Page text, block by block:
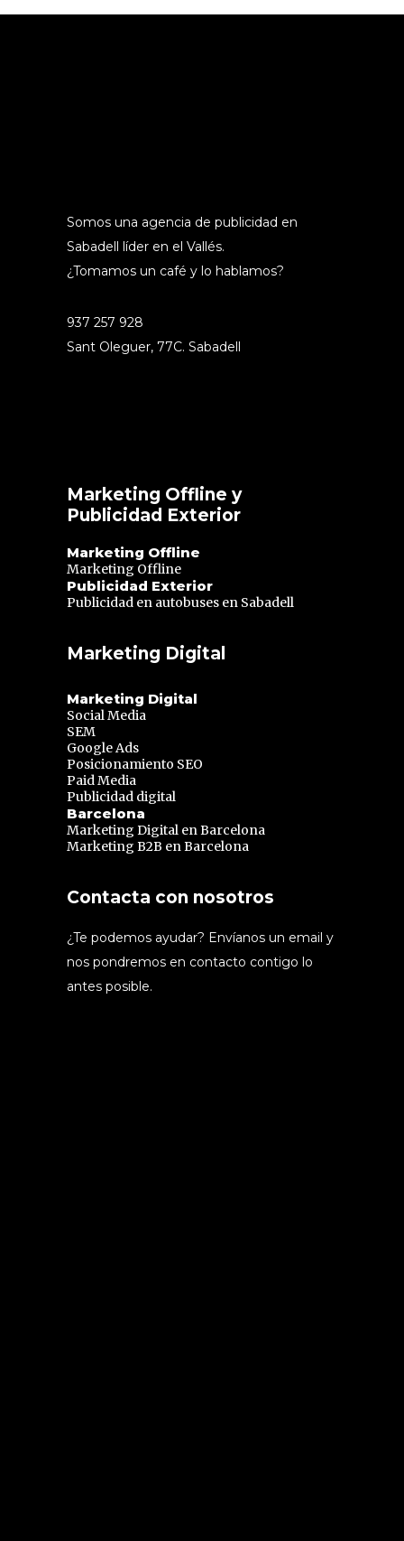
Somos una agencia de publicidad en
Sabadell líder en el Vallés.
¿Tomamos un café y lo hablamos?
937 257 928
Sant Oleguer, 77C. Sabadell
Marketing Offline y
Publicidad Exterior
Marketing Offline
Marketing Offline
Publicidad Exterior
Publicidad en autobuses en Sabadell
Marketing Digital
Marketing Digital
Social Media
SEM
Google Ads
Posicionamiento SEO
Paid Media
Publicidad digital
Barcelona
Marketing Digital en Barcelona
Marketing B2B en Barcelona
Contacta con nosotros
¿Te podemos ayudar? Envíanos un email y
nos pondremos en contacto contigo lo
antes posible.